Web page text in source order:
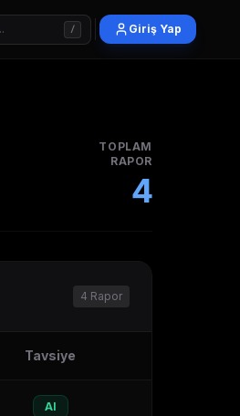
/ Giriş Yap
TOPLAM
RAPOR
4
4 Rapor
Tavsiye
Al